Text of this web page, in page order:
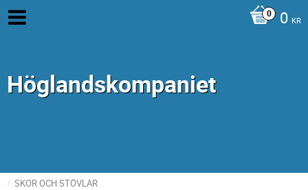
0 KR
Höglandskompaniet
SKOR OCH STÖVLAR